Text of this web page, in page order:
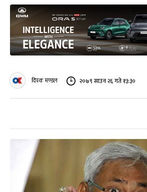
दिपक मण्डल २०७९ साउन २६ गते १३:३०